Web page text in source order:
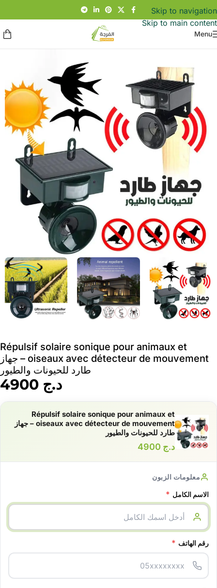
Skip to navigation
Skip to main content
Menu
Répulsif solaire sonique pour animaux et
oiseaux avec détecteur de mouvement – جهاز
طارد للحيونات والطيور
د.ج
Répulsif solaire sonique pour animaux et
oiseaux avec détecteur de mouvement – جهاز
طارد للحيونات والطيور
د.ج
معلومات الزبون
الاسم الكامل *
رقم الهاتف *